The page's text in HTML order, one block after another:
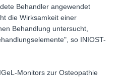
Behandler angewendet
die Wirksamkeit einer
Behandlung untersucht,
so INIOST-
Monitors zur Osteopathie